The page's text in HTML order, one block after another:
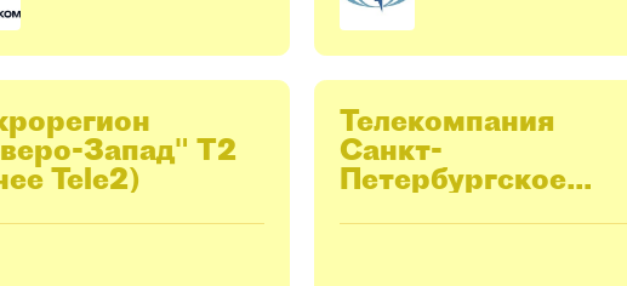
Запад" T2
Tele2)
Телекомпания
Санкт-
Петербургское
телевидение (ТКТ)